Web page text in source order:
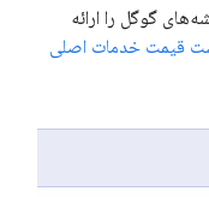
گوگل را ارائه
قیمت خدمات اصلی